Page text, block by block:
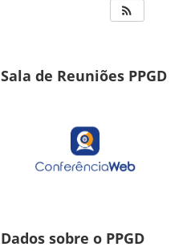
Sala de Reuniões PPGD
Dados sobre o PPGD